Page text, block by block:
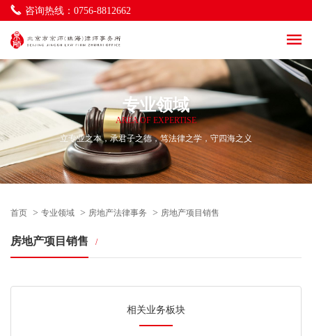
咨询热线：0756-8812662海商海事与物流法律事务
一带一路及涉外法律事务
立法服务法律事务
律师调解法律事务
专业领域
AREA OF EXPERTISE
立专业之本，承君子之德，笃法律之学，守四海之义
首页 > 专业领域 > 房地产法律事务 > 房地产项目销售
房地产项目销售 /
相关业务板块